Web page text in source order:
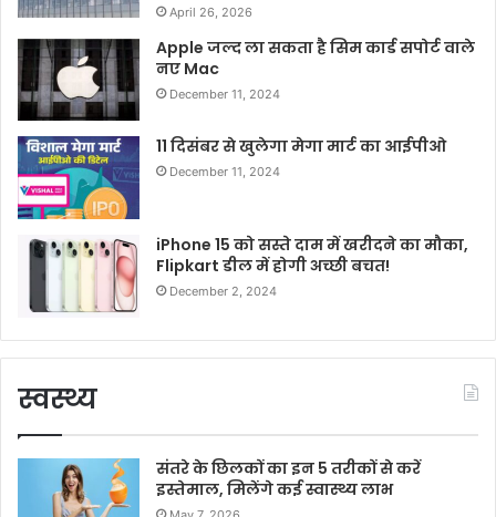
April 26, 2026
Apple जल्द ला सकता है सिम कार्ड सपोर्ट वाले
नए Mac
December 11, 2024
11 दिसंबर से खुलेगा मेगा मार्ट का आईपीओ
December 11, 2024
iPhone 15 को सस्ते दाम में खरीदने का मौका,
Flipkart डील में होगी अच्छी बचत!
December 2, 2024
स्वस्थ्य
संतरे के छिलकों का इन 5 तरीकों से करें
इस्तेमाल, मिलेंगे कई स्वास्थ्य लाभ